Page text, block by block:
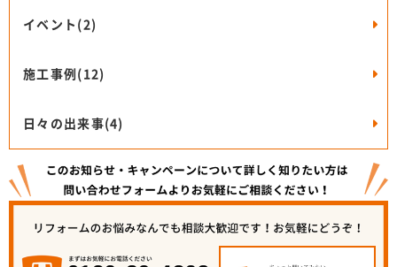
イベント(2)
施工事例(12)
日々の出来事(4)